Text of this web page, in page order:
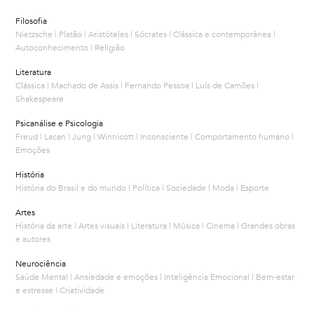
Filosofia
Nietzsche | Platão | Aristóteles | Sócrates | Clássica e contemporânea |
Autoconhecimento | Religião
Literatura
Clássica | Machado de Assis | Fernando Pessoa | Luís de Camões |
Shakespeare
Psicanálise e Psicologia
Freud | Lacan | Jung | Winnicott | Inconsciente | Comportamento humano |
Emoções
História
História do Brasil e do mundo | Política | Sociedade | Moda | Esporte
Artes
História da arte | Artes visuais | Literatura | Música | Cinema | Grandes obras
e autores
Neurociência
Saúde Mental | Ansiedade e emoções | Inteligência Emocional | Bem-estar
e estresse | Criatividade